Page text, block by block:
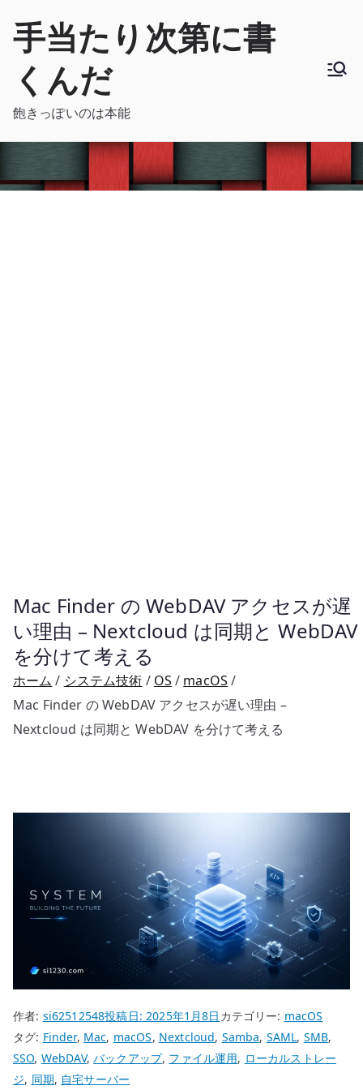
手当たり次第に書
くんだ
飽きっぽいのは本能
Mac Finder の WebDAV アクセスが遅
い理由 – Nextcloud は同期と WebDAV
を分けて考える
ホーム システム技術 OS
macOS
Mac Finder の WebDAV アクセスが遅い理由 –
Nextcloud は同期と WebDAV を分けて考える
作者: si62512548投稿日:2025年1月8日 カテゴリー: macOS
タグ: Finder, Mac, macOS, Nextcloud, Samba, SAML, SMB,
SSO, WebDAV,バックアップ, ファイル運用, ローカルストレー
ジ, 同期, 自宅サーバー